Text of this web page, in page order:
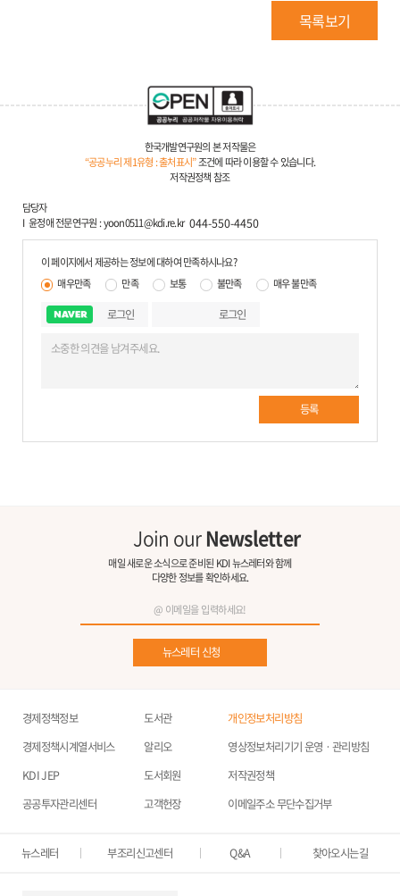
목록보기
한국개발연구원의 본 저작물은
“공공누리 제1유형 : 출처표시”조건에 따라 이용할 수 있습니다.
저작권정책 참조
담당자
윤정애 전문연구원 yoon0511@kdi.re.kr 044-550-4450
이 페이지에서 제공하는 정보에 대하여 만족하시나요?
매우만족
만족 보통 불만족 매우 불만족
로그인 로그인
등록
Join ourNewsletter
매일 새로운 소식으로 준비된 KDI 뉴스레터와 함께
다양한 정보를 확인하세요.
뉴스레터 신청
경제정책정보
경제정책시계열서비스
KDI JEP
공공투자관리센터
도서관
알리오
도서회원
고객헌장
개인정보처리방침
영상정보처리기기 운영ㆍ관리방침
저작권정책
이메일주소 무단수집거부
뉴스레터 부조리신고센터 Q&A 찾아오시는길